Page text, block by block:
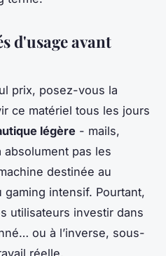
d'usage avant
prix, posez-vous la
ce matériel tous les jours
légère - mails,
absolument pas les
destinée au
gaming intensif. Pourtant,
utilisateurs investir dans
ou à l’inverse, sous-